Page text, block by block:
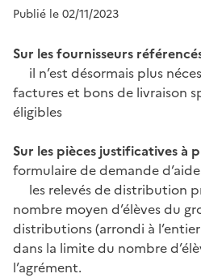
Publié le 02/11/2023
Sur les fournisseurs
il n’est désormais plus
factures et bons de livraison
éligibles
Sur les pièces justificatives à
formulaire de demande
les relevés de distribution
nombre moyen d’élèves du
distributions (arrondi à
dans la limite du nombre
l’agrément.